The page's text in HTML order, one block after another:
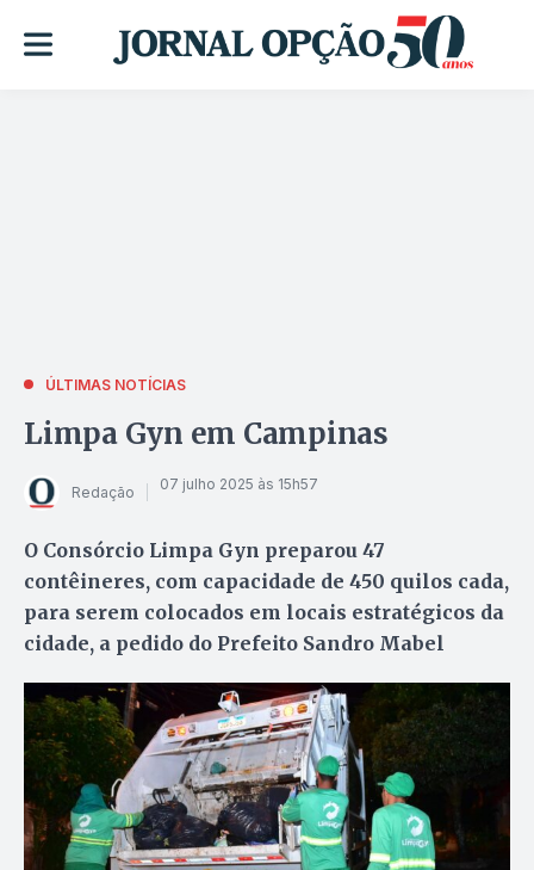
ÚLTIMAS NOTÍCIAS
Limpa Gyn em Campinas
Redação 07 julho 2025 às 15h57
O Consórcio Limpa Gyn preparou 47
contêineres, com capacidade de 450 quilos cada,
para serem colocados em locais estratégicos da
cidade, a pedido do Prefeito Sandro Mabel